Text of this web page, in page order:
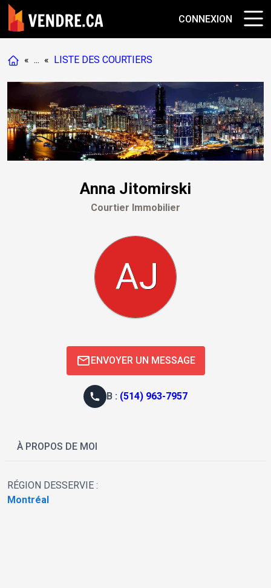
CONNEXION
« ... « LISTE DES COURTIERS
Anna Jitomirski
Courtier Immobilier
ENVOYER UN MESSAGE
B: (514) 963-7957
À PROPOS DE MOI
RÉGION DESSERVIE :
Montréal